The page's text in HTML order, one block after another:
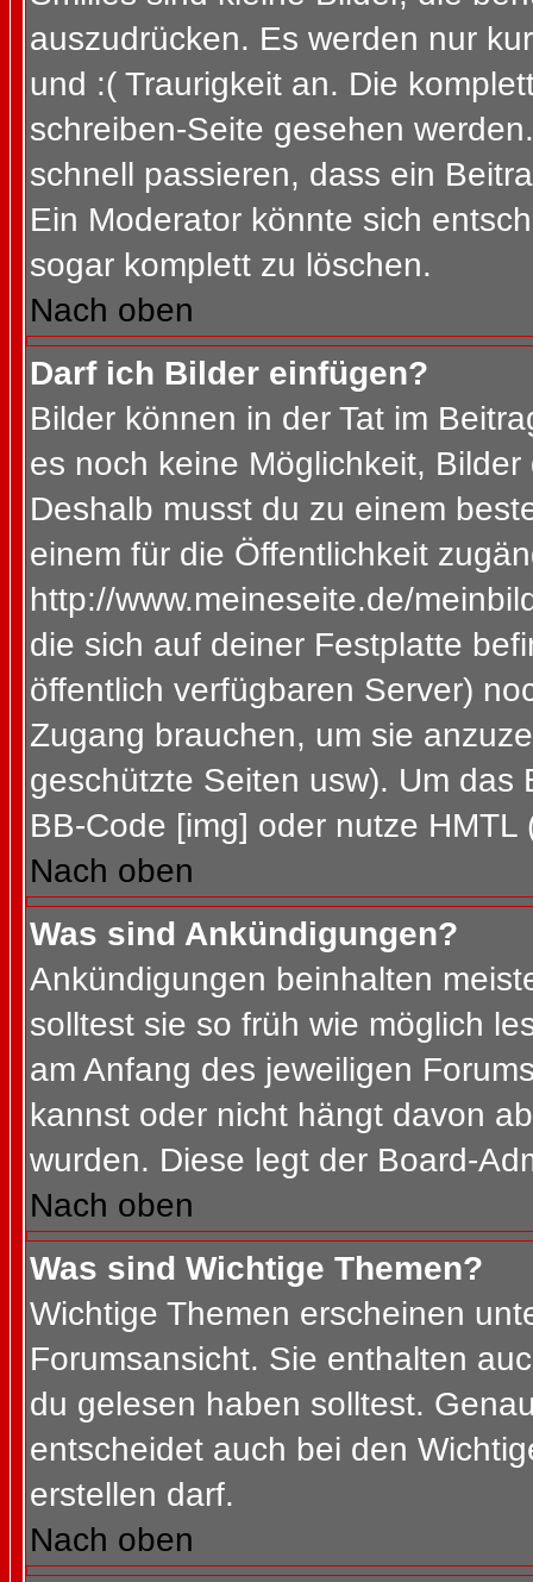
auszudrücken. Es werden nur
und :( Traurigkeit an. Die
schreiben-Seite gesehen
schnell passieren, dass ein
Ein Moderator könnte sich
sogar komplett zu löschen.
Nach oben
Darf ich Bilder einfügen?
Bilder können in der Tat im
es noch keine Möglichkeit,
Deshalb musst du zu einem
einem für die Öffentlichkeit
http://www.meineseite.de/
die sich auf deiner Festplatte
öffentlich verfügbaren Server)
Zugang brauchen, um sie
geschützte Seiten usw). Um
BB-Code [img] oder nutze HMTL
Nach oben
Was sind Ankündigungen?
Ankündigungen beinhalten
solltest sie so früh wie möglich
am Anfang des jeweiligen
kannst oder nicht hängt davon
wurden. Diese legt der Board-
Nach oben
Was sind Wichtige Themen?
Wichtige Themen erscheinen
Forumsansicht. Sie enthalten
du gelesen haben solltest.
entscheidet auch bei den
erstellen darf.
Nach oben